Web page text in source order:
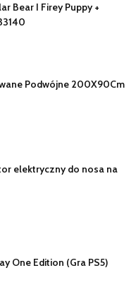
Bear I Firey Puppy +
Podwójne 200X90Cm
elektryczny do nosa na
One Edition (Gra PS5)